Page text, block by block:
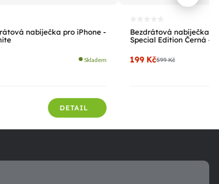
nabíječka pro iPhone -
Skladem
DETAIL
Bezdrátová nabíječka
Special Edition Černá -
599 Kč
199 Kč